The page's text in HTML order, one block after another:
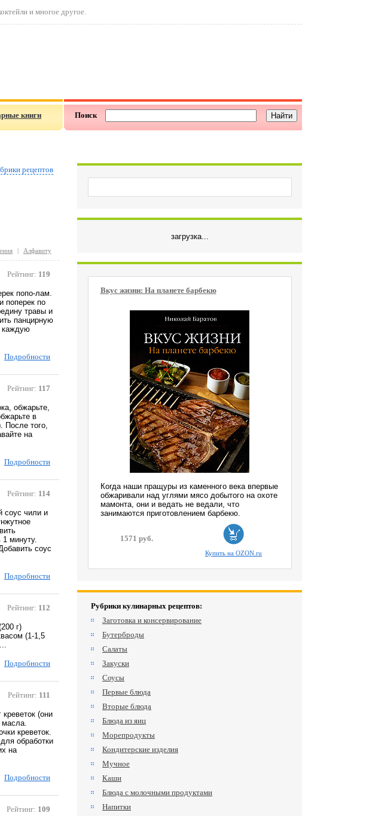
и многое другое.
книги Поиск
рецептов
Алфавиту
Рейтинг: 119
попо-лам.
поперек по
травы и
панцирную
каждую
Подробности
Рейтинг: 117
обжарьте,
в
После того,
на
Подробности
Рейтинг: 114
соус чили и
1 минуту.
соус
Подробности
Рейтинг: 112
г)
(1-1,5
Подробности
Рейтинг: 111
(они
масла.
креветок.
обработки
на
Подробности
Рейтинг: 109
загрузка...
Вкус жизни: На планете барбекю
Когда наши пращуры из каменного века впервые
обжаривали над углями мясо добытого на охоте
мамонта, они и ведать не ведали, что
занимаются приготовлением барбекю.
1571 руб.
Купить на OZON.ru
Рубрики кулинарных рецептов:
Заготовка и консервирование
Бутерброды
Салаты
Закуски
Соусы
Первые блюда
Вторые блюда
Блюда из яиц
Морепродукты
Кондитерские изделия
Мучное
Каши
Блюда с молочными продуктами
Напитки